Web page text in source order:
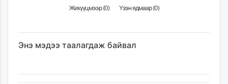
Жихүүцмээр (0) Үзэн ядмаар (0)
Энэ мэдээ таалагдаж байвал